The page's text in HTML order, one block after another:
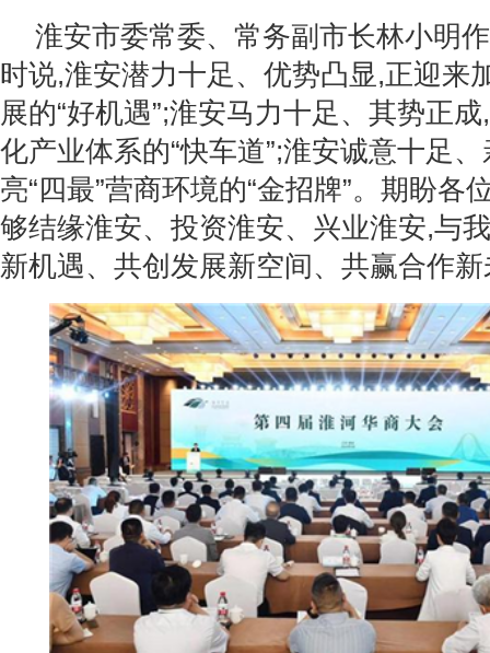
淮安市委常委、常务副市长林小明
时说,淮安潜力十足、优势凸显,正迎来
展的“好机遇”;淮安马力十足、其势正
化产业体系的“快车道”;淮安诚意十足
亮“四最”营商环境的“金招牌”。期盼各
够结缘淮安、投资淮安、兴业淮安,与
新机遇、共创发展新空间、共赢合作